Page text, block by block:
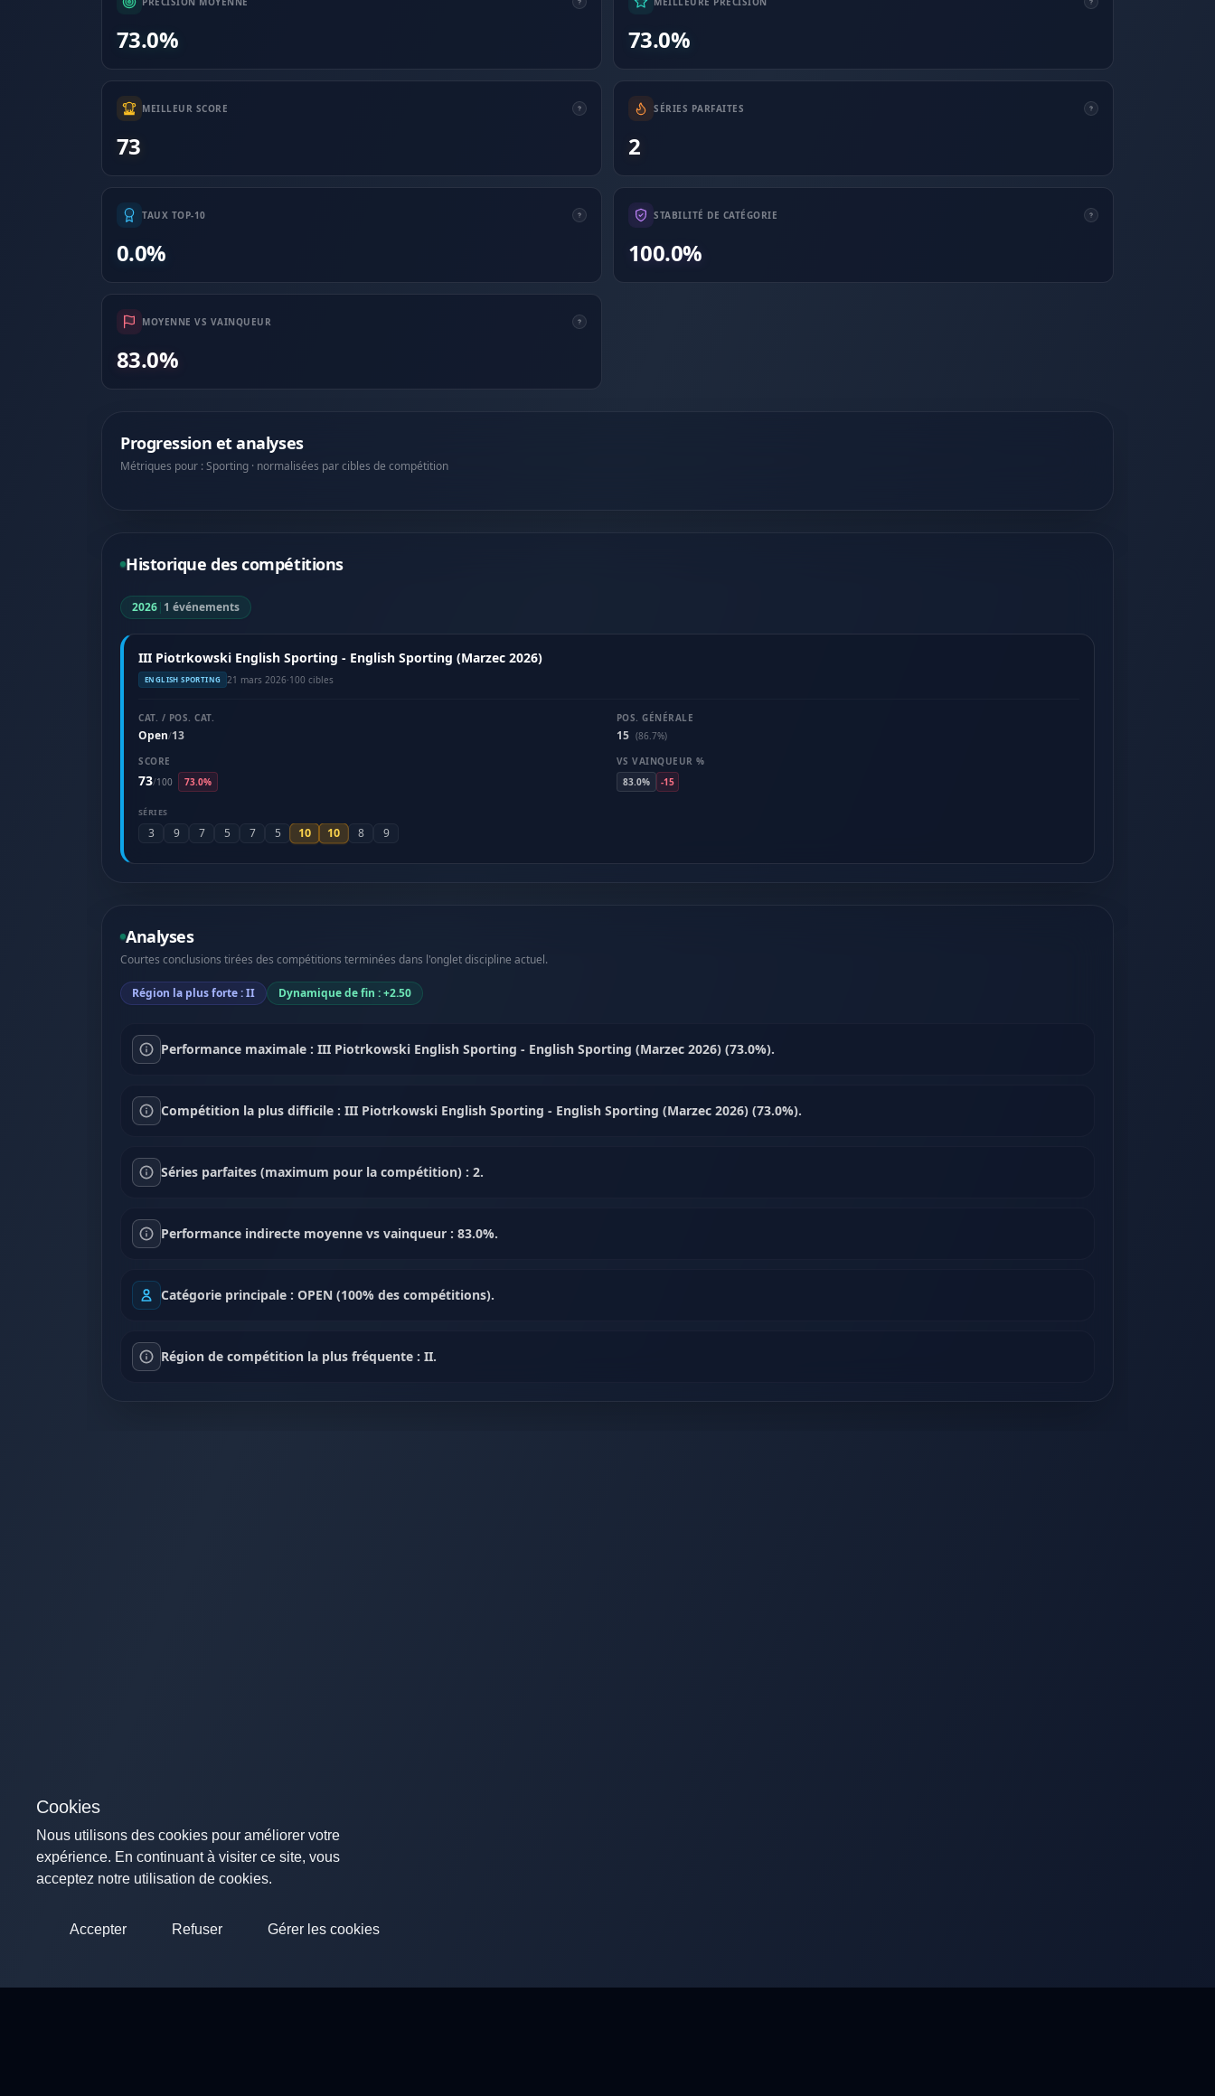
73.0% 73.0%
MEILLEUR SCORE
73
SÉRIES PARFAITES
2
TAUX TOP-10
0.0%
STABILITÉ DE CATÉGORIE
100.0%
MOYENNE VS VAINQUEUR
83.0%
Progression et analyses
Métriques pour : Sporting · normalisées par cibles de compétition
Historique des compétitions
2026| 1 événements
III Piotrkowski English Sporting - English Sporting (Marzec 2026)
ENGLISH SPORTING 21 mars 2026·100 cibles
CAT. / POS. CAT.
Open/13
POS. GÉNÉRALE
15 (86.7%)
SCORE
73/100 73.0%
VS VAINQUEUR %
83.0%
-15
SÉRIES
3 9 7 5 7 5 10 10 8 9
Analyses
Courtes conclusions tirées des compétitions terminées dans l'onglet discipline actuel.
Région la plus forte : II Dynamique de fin : +2.50
Performance maximale : III Piotrkowski English Sporting - English Sporting (Marzec 2026) (73.0%).
Compétition la plus difficile : III Piotrkowski English Sporting - English Sporting (Marzec 2026) (73.0%).
Séries parfaites (maximum pour la compétition) : 2.
Performance indirecte moyenne vs vainqueur : 83.0%.
Catégorie principale : OPEN (100% des compétitions).
Région de compétition la plus fréquente : II.
Cookies
Nous utilisons des cookies pour améliorer votre
expérience. En continuant à visiter ce site, vous
acceptez notre utilisation de cookies.
Accepter Refuser Gérer les cookies